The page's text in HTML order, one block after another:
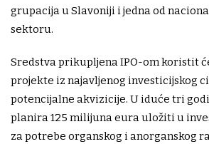
grupacija u Slavoniji i jedna od
sektoru.
Sredstva prikupljena IPO-om koristit
projekte iz najavljenog investicijskog
potencijalne akvizicije. U iduće tri
planira 125 milijuna eura uložiti u
za potrebe organskog i anorganskog